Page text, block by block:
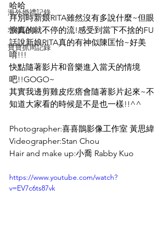
海外婚禮記錄
求婚記錄
寶寶抓周記錄
哈哈
拜別時新娘RITA雖然沒有多說什麼~但眼
淚真的就不停的流!感受到當下不捨的FU
話說新娘RITA真的有神似陳匡怡~好美
唷!!!
快點隨著影片和音樂進入當天的情境
吧!!GOGO~
其實我邊剪雞皮疙瘩會隨著影片起來~不
知道大家看的時候是不是也一樣!!^^
Photographer:喜喜鵲影像工作室 黃思緯
Videographer:Stan Chou
Hair and make up:小喬 Rabby Kuo
https://www.youtube.com/watch?
v=EV7c6ts87vk